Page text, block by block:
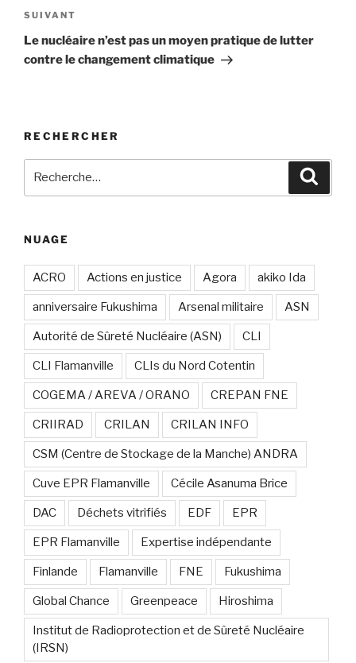
Article
suivant
SUIVANT
Le nucléaire n’est pas un moyen pratique de lutter
contre le changement climatique
RECHERCHER
NUAGE
ACRO Actions en justice Agora akiko Ida
anniversaire Fukushima Arsenal militaire ASN
Autorité de Sûreté Nucléaire (ASN) CLI
CLI Flamanville CLIs du Nord Cotentin
COGEMA / AREVA / ORANO CREPAN FNE
CRIIRAD CRILAN CRILAN INFO
CSM (Centre de Stockage de la Manche) ANDRA
Cuve EPR Flamanville Cécile Asanuma Brice
DAC Déchets vitrifiés EDF EPR
EPR Flamanville Expertise indépendante
Finlande Flamanville FNE Fukushima
Global Chance Greenpeace Hiroshima
Institut de Radioprotection et de Sûreté Nucléaire
(IRSN)